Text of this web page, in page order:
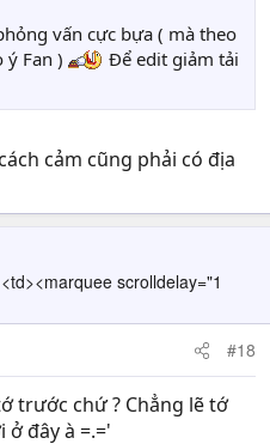
vấn cực bựa ( mà theo
Fan )
Để edit giảm tải
cảm cũng phải có địa
scrolldelay="1
#18
trước chứ ? Chẳng lẽ tớ
đây à =.='